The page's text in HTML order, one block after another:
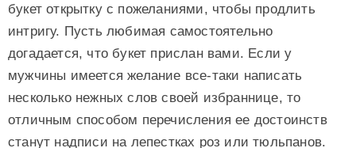
букет открытку с пожеланиями, чтобы продлить
интригу. Пусть любимая самостоятельно
догадается, что букет прислан вами. Если у
мужчины имеется желание все-таки написать
несколько нежных слов своей избраннице, то
отличным способом перечисления ее достоинств
станут надписи на лепестках роз или тюльпанов.